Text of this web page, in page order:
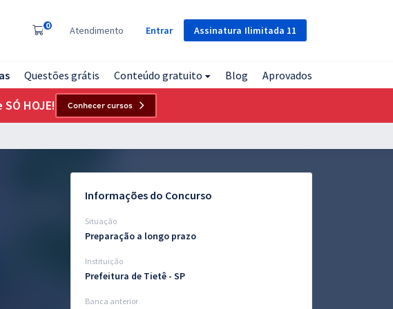
Assinatura Ilimitada 11
0 Atendimento Entrar
Questões grátis Conteúdo gratuito Blog Aprovados
HOJE! Conhecer cursos
Informações do Concurso
Situação
Preparação a longo prazo
Instituição
Prefeitura de Tietê - SP
Banca anterior